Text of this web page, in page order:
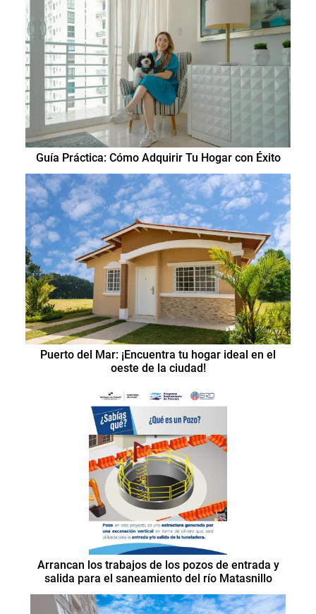
Guía Práctica: Cómo Adquirir Tu Hogar con Éxito
Puerto del Mar: ¡Encuentra tu hogar ideal en el
oeste de la ciudad!
Arrancan los trabajos de los pozos de entrada y
salida para el saneamiento del río Matasnillo